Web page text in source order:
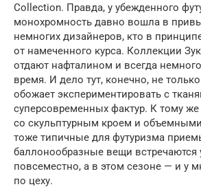
Collection. Правда, у убежденного
монохромность давно вошла в
немногих дизайнеров, кто в
от намеченного курса. Коллекции
отдают нафталином и всегда
время. И дело тут, конечно, не
обожает экспериментировать с
суперсовременных фактур. К тому
со скульптурным кроем и
тоже типичные для футуризма
баллонообразные вещи встречаются
повсеместно, а в этом сезоне — и у
по цеху.